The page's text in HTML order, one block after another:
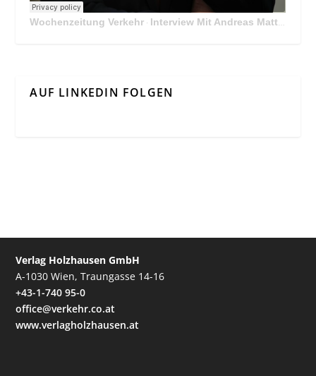
Wochenzeitung Verkehr · Interview Mit Andreas Matthä, CEO der ÖBB Holding
AUF LINKEDIN FOLGEN
Verlag Holzhausen GmbH
A-1030 Wien, Traungasse 14-16
+43-1-740 95-0
office@verkehr.co.at
www.verlagholzhausen.at